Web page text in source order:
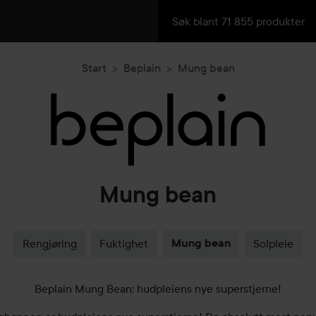
Start Beplain Mung bean
Mung bean
Rengjøring Fuktighet Mung bean Solpleie
Beplain Mung Bean: hudpleiens nye superstjerne!